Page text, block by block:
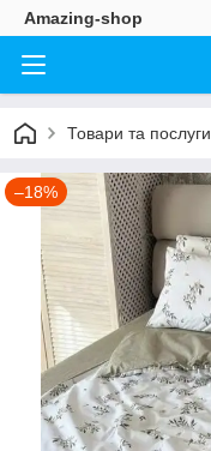
Amazing-shop
Товари та послуги
–18%